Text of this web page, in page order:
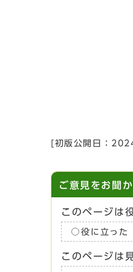
[初版公開日：
ご意見をお聞
このページは
役に立った
このページは